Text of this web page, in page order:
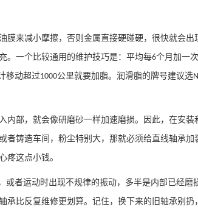
来减小摩擦，否则金属直接硬碰硬，很快就会
。一个比较通用的维护技巧是：平均每6个月加一
移动超过1000公里就要加脂。润滑脂的牌号建议选
部，就会像研磨砂一样加速磨损。因此，在安
铸造车间，粉尘特别大，那就必须给直线轴承
疼这点小钱。
或者运动时出现不规律的振动，多半是内部已经
比反复维修更划算。记住，换下来的旧轴承别